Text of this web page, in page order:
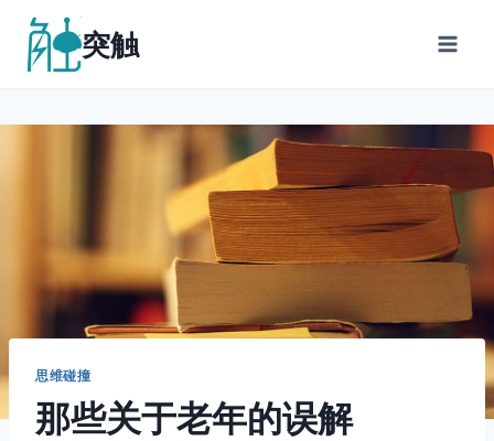
突触
思维碰撞
那些关于老年的误解